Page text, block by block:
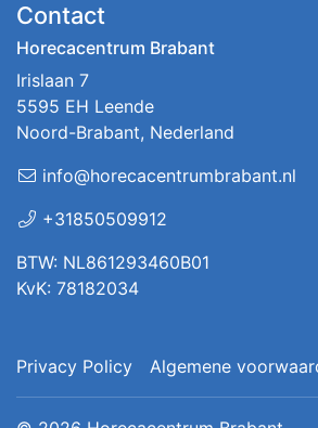
Contact
Horecacentrum Brabant
Irislaan 7
5595 EH Leende
Noord-Brabant, Nederland
info@horecacentrumbrabant.nl
+31850509912
BTW: NL861293460B01
KvK: 78182034
Privacy Policy Algemene